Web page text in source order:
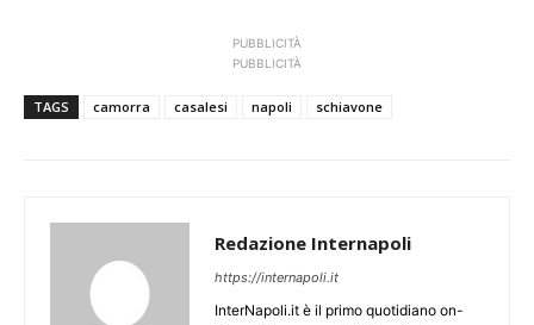
PUBBLICITÀ
PUBBLICITÀ
TAGS camorra casalesi napoli schiavone
Redazione Internapoli
https://internapoli.it
InterNapoli.it è il primo quotidiano on-